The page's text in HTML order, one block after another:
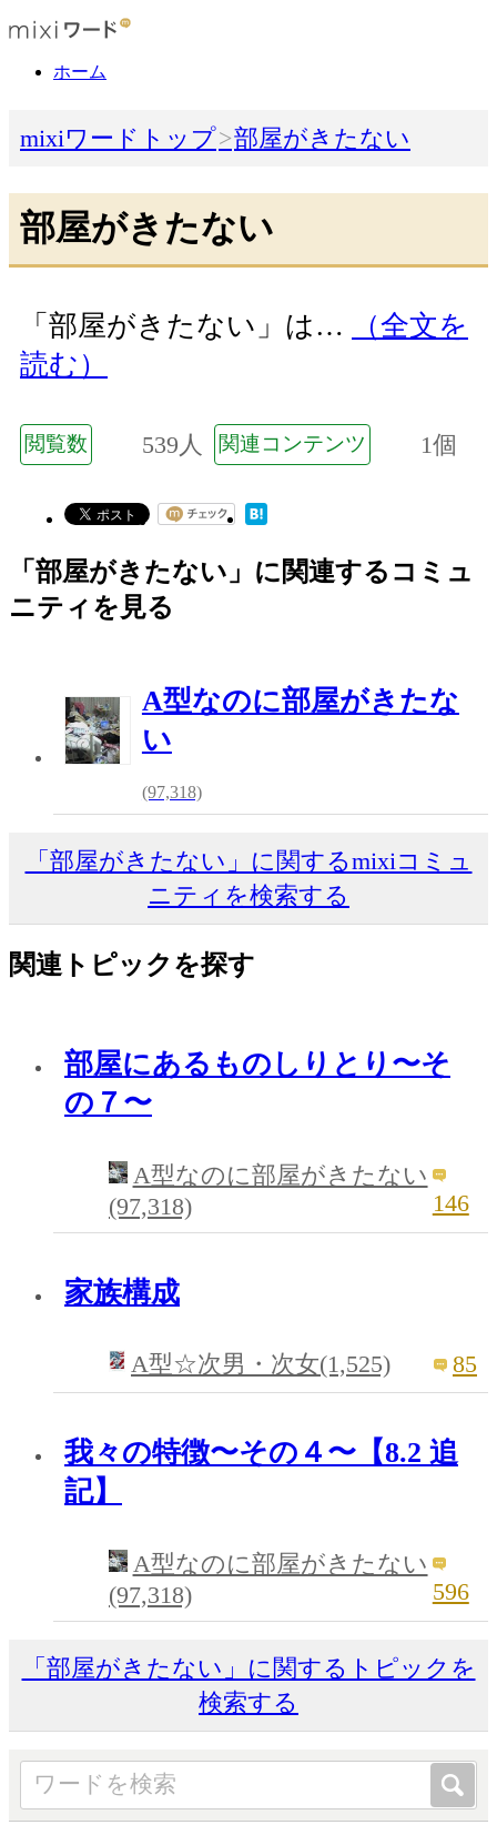
ホーム
mixiワードトップ 部屋がきたない
部屋がきたない
「部屋がきたない」は…
（全文を
読む）
閲覧数 539人 関連コンテンツ 1個
「部屋がきたない」に関連するコミュ
ニティを見る
A型なのに部屋がきたな
い
(97,318)
「部屋がきたない」に関するmixiコミュ
ニティを検索する
関連トピックを探す
部屋にあるものしりとり〜そ
の７〜
A型なのに部屋がきたない
(97,318)
146
家族構成
A型☆次男・次女(1,525) 85
我々の特徴〜その４〜【8.2 追
記】
A型なのに部屋がきたない
(97,318)
596
「部屋がきたない」に関するトピックを
検索する